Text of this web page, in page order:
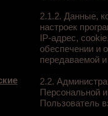
2.1.2. Данные,
настроек
IP-адрес,
обеспечении и
передаваемой
2.2.
Персональной
Пользователь